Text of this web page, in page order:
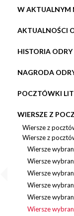
W AKTUALNYM
AKTUALNOŚCI
HISTORIA ODRY
NAGRODA
POCZTÓWKI
WIERSZE Z
Wiersze z
Wiersze z
Wiersze
Wiersze
Wiersze
Wiersze
Wiersze
Wiersze